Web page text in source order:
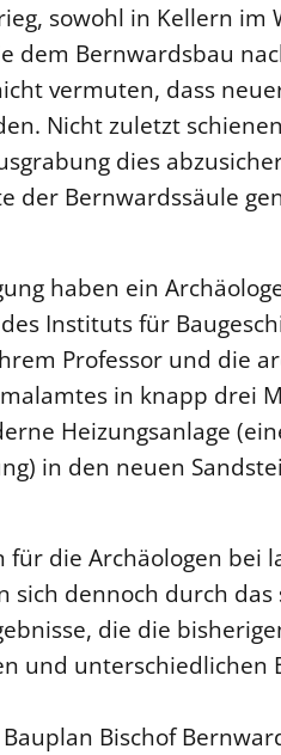
sowohl in Kellern im
dem Bernwardsbau
vermuten, dass
Nicht zuletzt
dies
der Bernwardssäule
haben ein
Instituts für
Professor und die
in knapp drei
Heizungsanlage
in den neuen
die Archäologen bei
dennoch durch das
die die
und unterschiedlichen
Bischof